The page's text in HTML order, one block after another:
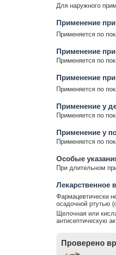
Для наружного
Применение
Применяется по
Применение
Применяется по
Применение
Применяется по
Применение у
Применяется по
Применение у
Применяется по
Особые
При длительном
Лекарственное
Фармацевтически
осадочной ртутью
Щелочная или
антисептическую
Проверено